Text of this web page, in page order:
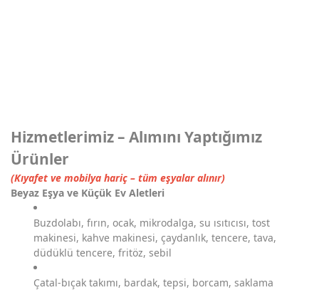
Hizmetlerimiz – Alımını Yaptığımız
Ürünler
(Kıyafet ve mobilya hariç – tüm eşyalar alınır)
Beyaz Eşya ve Küçük Ev Aletleri
Buzdolabı, fırın, ocak, mikrodalga, su ısıtıcısı, tost
makinesi, kahve makinesi, çaydanlık, tencere, tava,
düdüklü tencere, fritöz, sebil
Çatal-bıçak takımı, bardak, tepsi, borcam, saklama